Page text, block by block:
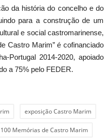
da história do concelho e do
para a construção de um
e social castromarinense,
Castro Marim” é cofinanciado
Portugal 2014-2020, apoiado
a 75% pelo FEDER.
exposição Castro Marim
100 Memórias de Castro Marim